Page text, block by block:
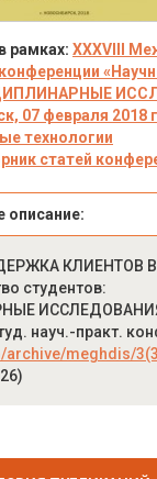
рамках: XXXVIII
07 февраля 2018
технологии
статей
описание:
КЛИЕНТОВ В
студентов:
ИССЛЕДОВАНИЯ:
науч.-практ.
archive/meghdis/